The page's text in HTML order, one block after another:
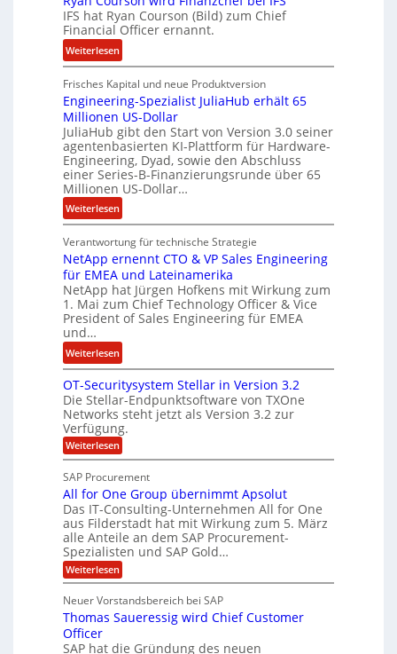
z
u
s
a
m
m
e
n
e
g
e
l
d
z
a
h
l
e
n
i
s
e
i
n
e
ö
s
u
n
g
IFS hat Ryan Courson (Bild) zum Chief
Financial Officer ernannt.
Weiterlesen:
R
y
a
n
C
o
u
r
s
o
r
d
F
n
a
n
z
c
h
e
e
i
F
S
Frisches Kapital und neue Produktversion
Engineering-Spezialist JuliaHub erhält 65
Millionen US-Dollar
JuliaHub gibt den Start von Version 3.0 seiner
agentenbasierten KI-Plattform für Hardware-
Engineering, Dyad, sowie den Abschluss
einer Series-B-Finanzierungsrunde über 65
Millionen US-Dollar…
Weiterlesen:
E
n
g
n
e
e
r
i
g
-
S
p
e
z
i
a
l
i
s
t
J
u
i
Verantwortung für technische Strategie
NetApp ernennt CTO & VP Sales Engineering
für EMEA und Lateinamerika
NetApp hat Jürgen Hofkens mit Wirkung zum
1. Mai zum Chief Technology Officer & Vice
President of Sales Engineering für EMEA
und…
Weiterlesen:
N
e
t
A
p
p
n
e
n
n
t
C
T
O
OT-Securitysystem Stellar in Version 3.2
Die Stellar-Endpunktsoftware von TXOne
Networks steht jetzt als Version 3.2 zur
Verfügung.
Weiterlesen:
O
-
S
e
c
u
r
i
t
y
y
s
e
SAP Procurement
All for One Group übernimmt Apsolut
Das IT-Consulting-Unternehmen All for One
aus Filderstadt hat mit Wirkung zum 5. März
alle Anteile an dem SAP Procurement-
Spezialisten und SAP Gold…
Weiterlesen:
A
l
f
r
Neuer Vorstandsbereich bei SAP
Thomas Saueressig wird Chief Customer
Officer
SAP hat die Gründung des neuen